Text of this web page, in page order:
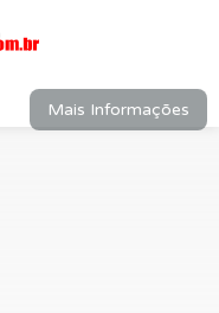
Mais Informações